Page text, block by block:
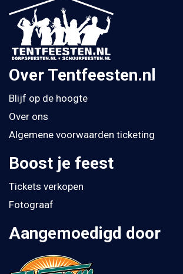
Over Tentfeesten.nl
Blijf op de hoogte
Over ons
Algemene voorwaarden ticketing
Boost je feest
Tickets verkopen
Fotograaf
Aangemoedigd door